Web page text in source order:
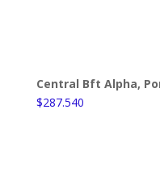
Central Bft Alpha,
$287.540